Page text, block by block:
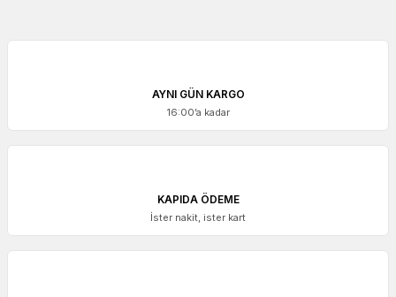
AYNI GÜN KARGO
16:00’a kadar
KAPIDA ÖDEME
İster nakit, ister kart